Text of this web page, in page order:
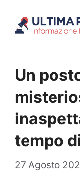
Un
tempo
27 Agosto